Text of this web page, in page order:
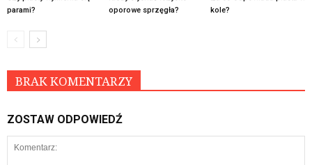
parami?
oporowe sprzęgła?
kole?
BRAK KOMENTARZY
ZOSTAW ODPOWIEDŹ